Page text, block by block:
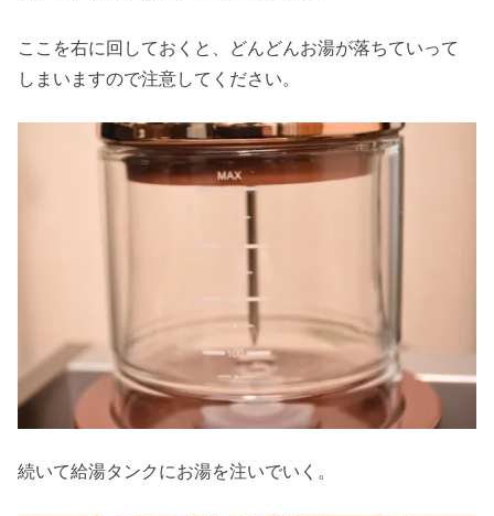
ここを右に回しておくと、どんどんお湯が落ちていって
しまいますので注意してください。
続いて給湯タンクにお湯を注いでいく。